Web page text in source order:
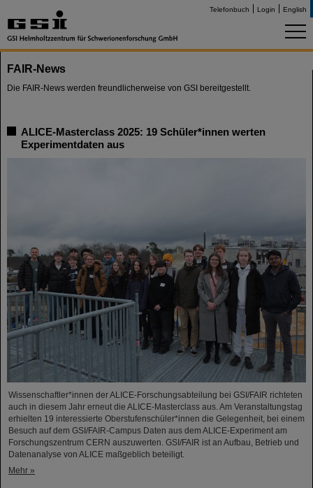
Telefonbuch Login English
FAIR-News
Die FAIR-News werden freundlicherweise von GSI bereitgestellt.
ALICE-Masterclass 2025: 19 Schüler*innen werten
Experimentdaten aus
Wissenschaftler*innen der ALICE-Forschungsabteilung bei GSI/FAIR richteten
auch in diesem Jahr erneut die ALICE-Masterclass aus. Am Veranstaltungstag
erhielten 19 interessierte Oberstufenschüler*innen die Gelegenheit, bei einem
Besuch auf dem GSI/FAIR-Campus Daten aus dem ALICE-Experiment am
Forschungszentrum CERN auszuwerten. GSI/FAIR ist an Aufbau, Betrieb und
Datenanalyse von ALICE maßgeblich beteiligt.
Mehr »